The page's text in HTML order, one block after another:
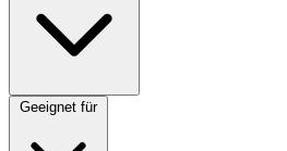
Geeignet für